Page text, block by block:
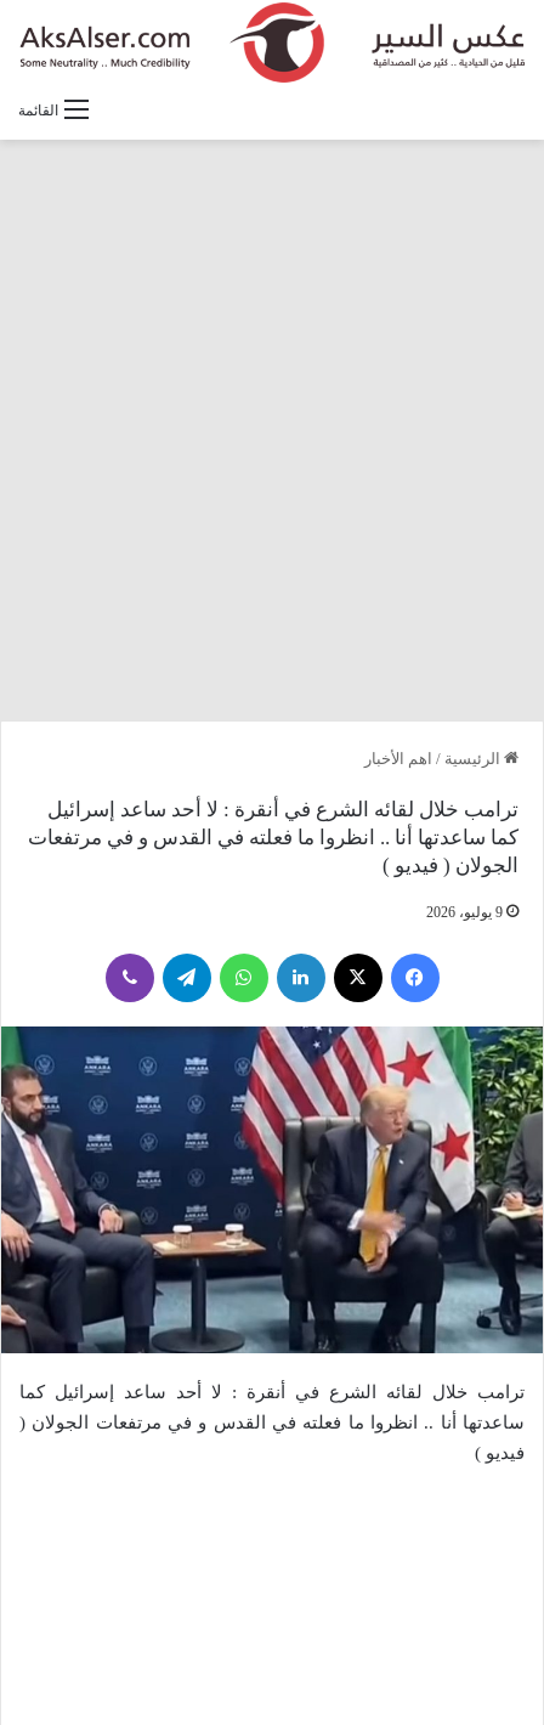
القائمة
الرئيسية / اهم الأخبار
ترامب خلال لقائه الشرع في أنقرة : لا أحد ساعد إسرائيل
كما ساعدتها أنا .. انظروا ما فعلته في القدس و في مرتفعات
الجولان ( فيديو )
9 يوليو، 2026
فيسبوك لينكدإن واتساب تيلقرام
ترامب خلال لقائه الشرع في أنقرة : لا أحد ساعد إسرائيل كما
ساعدتها أنا .. انظروا ما فعلته في القدس و في مرتفعات الجولان (
فيديو )